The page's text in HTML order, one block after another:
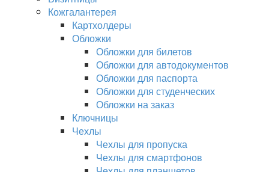
Кожгалантерея
Картхолдеры
Обложки
Обложки для билетов
Обложки для автодокументов
Обложки для паспорта
Обложки для студенческих
Обложки на заказ
Ключницы
Чехлы
Чехлы для пропуска
Чехлы для смартфонов